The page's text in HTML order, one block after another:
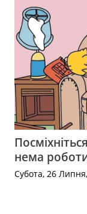
нема
Субота, 26